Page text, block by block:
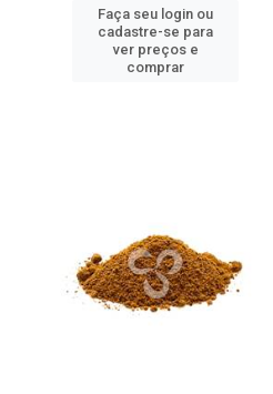
Faça seu login ou
cadastre-se para
ver preços e
comprar